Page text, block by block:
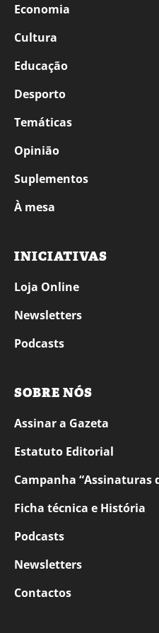
Economia
Cultura
Educação
Desporto
Temáticas
Opinião
Suplementos
À mesa
INICIATIVAS
Loja Online
Newsletters
Podcasts
SOBRE NÓS
Assinar a Gazeta
Estatuto Editorial
Campanha “Assinaturas
Ficha técnica e História
Podcasts
Newsletters
Contactos